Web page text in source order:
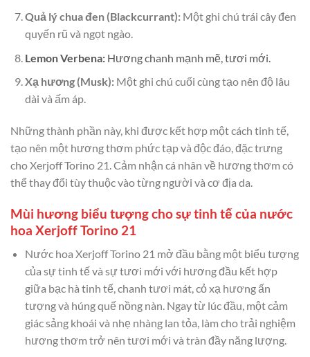
Quả lý chua đen (Blackcurrant):Một ghi chú trái cây đen
quyến rũ và ngọt ngào.
Lemon Verbena:Hương chanh mạnh mẽ, tươi mới.
Xạ hương (Musk):Một ghi chú cuối cùng tạo nên độ lâu
dài và ấm áp.
Những thành phần này, khi được kết hợp một cách tinh tế,
tạo nên một hương thơm phức tạp và độc đáo, đặc trưng
cho Xerjoff Torino 21. Cảm nhận cá nhân về hương thơm có
thể thay đổi tùy thuộc vào từng người và cơ địa da.
Mùi hương biểu tượng cho sự tinh tế của nước
hoa Xerjoff Torino 21
Nước hoa Xerjoff Torino 21 mở đầu bằng một biểu tượng
của sự tinh tế và sự tươi mới với hương đầu kết hợp
giữa bạc hà tinh tế, chanh tươi mát, cỏ xạ hương ấn
tượng và húng quế nồng nàn. Ngay từ lúc đầu, một cảm
giác sảng khoái và nhẹ nhàng lan tỏa, làm cho trải nghiệm
hương thơm trở nên tươi mới và tràn đầy năng lượng.